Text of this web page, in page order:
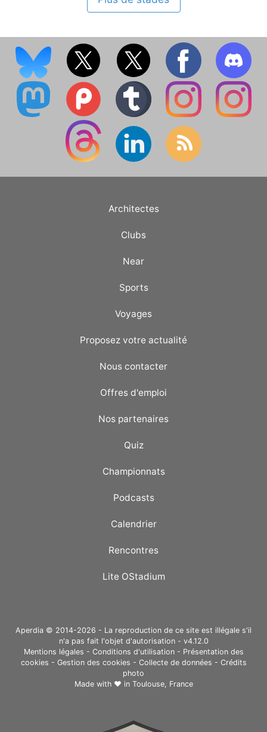
Architectes
Clubs
Near
Sports
Voyages
Proposez votre actualité
Nous contacter
Offres d'emploi
Nos partenaires
Quiz
Championnats
Podcasts
Calendrier
Rencontres
Lite OStadium
Aperdia © 2014-2026 - La reproduction de ce site est illégale s'il
n'a pas fait l'objet d'autorisation - v4.12.0
Mentions légales - Conditions d'utilisation- Présentation des
cookies - Gestion des cookies - Collecte de données - Crédits
photo
Made with ❤ in Toulouse, France